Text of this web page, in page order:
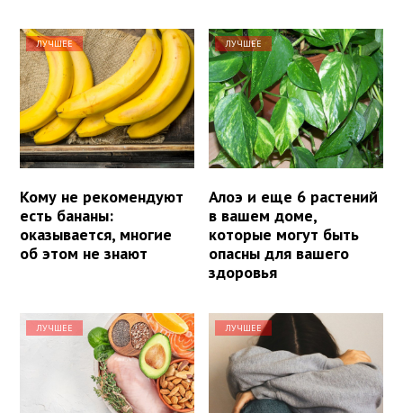
ЛУЧШЕЕ
Кому не рекомендуют
есть бананы:
оказывается, многие
об этом не знают
ЛУЧШЕЕ
Алоэ и еще 6 растений
в вашем доме,
которые могут быть
опасны для вашего
здоровья
ЛУЧШЕЕ ЛУЧШЕЕ